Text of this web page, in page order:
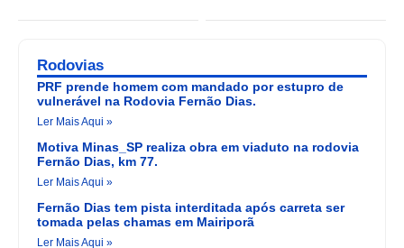
Rodovias
PRF prende homem com mandado por estupro de
vulnerável na Rodovia Fernão Dias.
Ler Mais Aqui »
Motiva Minas_SP realiza obra em viaduto na rodovia
Fernão Dias, km 77.
Ler Mais Aqui »
Fernão Dias tem pista interditada após carreta ser
tomada pelas chamas em Mairiporã
Ler Mais Aqui »